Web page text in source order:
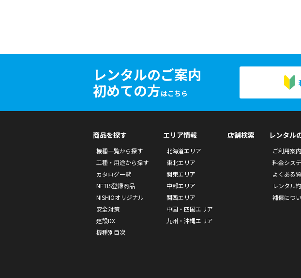
レンタルのご案内
初めての方はこちら
商品を探す
機種一覧から探す
工種・用途から探す
カタログ一覧
NETIS登録商品
NISHIOオリジナル
安全対策
建設DX
機種別目次
エリア情報
北海道エリア
東北エリア
関東エリア
中部エリア
関西エリア
中国・四国エリア
九州・沖縄エリア
店舗検索 レンタル
ご利用案内
料金シス
よくある
レンタル
補償につ